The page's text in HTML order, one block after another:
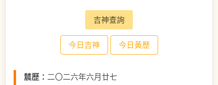
吉神查詢
今日吉神 今日黃歷
辳歷： 二〇二六年六月廿七